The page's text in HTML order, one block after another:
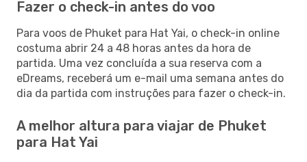
Fazer o check-in antes do voo
Para voos de Phuket para Hat Yai, o check-in online
costuma abrir 24 a 48 horas antes da hora de
partida. Uma vez concluída a sua reserva com a
eDreams, receberá um e-mail uma semana antes do
dia da partida com instruções para fazer o check-in.
A melhor altura para viajar de Phuket
para Hat Yai